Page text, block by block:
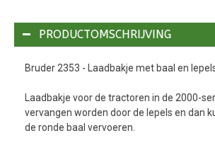
PRODUCTOMSCHRIJVING
Bruder 2353 - Laadbakje met baal en
Laadbakje voor de tractoren in de 2000-
vervangen worden door de lepels en dan
de ronde baal vervoeren.